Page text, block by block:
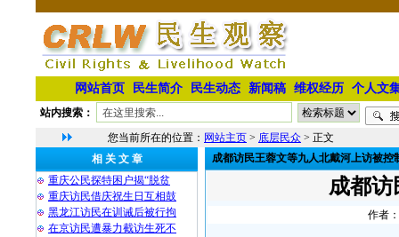
网站首页 民生简介 民生动态 新闻稿 维权经历 个人文
站内搜索：
您当前所在的位置： 网站主页 > 底层民众 > 正文
相 关 文 章
重庆公民探特困户揭“脱贫
重庆访民借庆祝生日互相鼓
黑龙江访民在训诫后被行拘
在京访民遭暴力截访生死不
成都访民王蓉文等九人北戴河上访被控
成都
作者